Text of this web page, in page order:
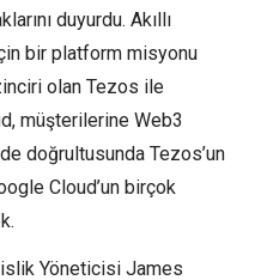
duyurdu. Akıllı
bir platform misyonu
olan Tezos ile
müşterilerine Web3
doğrultusunda Tezos’un
Cloud’un birçok
Yöneticisi James